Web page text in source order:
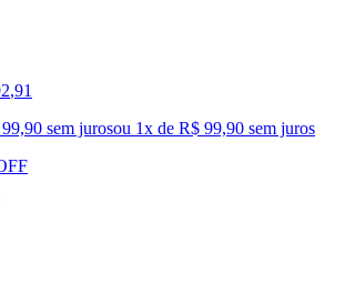
,91
sem jurosou 1x de R$ 99,90 sem juros